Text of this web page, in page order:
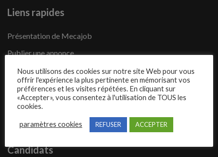
Liens rapides
Présentation de Mecajob
Publier une annonce
Offres d’emploi
Questions fréquentes
Blog
Contact
Candidats
Nous utilisons des cookies sur notre site Web pour vous
offrir l'expérience la plus pertinente en mémorisant vos
préférences et les visites répétées. En cliquant sur
«Accepter», vous consentez à l'utilisation de TOUS les
cookies.
paramètres cookies REFUSER ACCEPTER